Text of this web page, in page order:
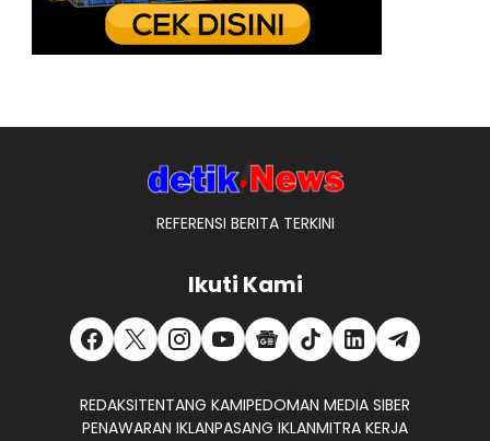
REFERENSI BERITA TERKINI
Ikuti Kami
REDAKSITENTANG KAMIPEDOMAN MEDIA SIBER
PENAWARAN IKLANPASANG IKLANMITRA KERJA